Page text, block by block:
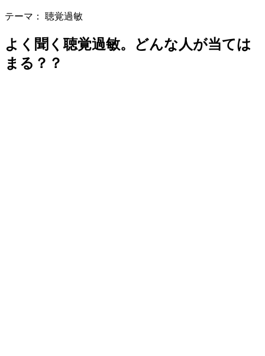
テーマ： 聴覚過敏
よく聞く聴覚過敏。どんな人が当ては
まる？？